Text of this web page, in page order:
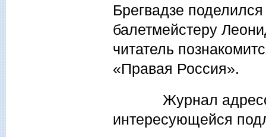
Брегвадзе
балетмейстеру
читатель
«Правая Россия».
Журнал
интересующейся